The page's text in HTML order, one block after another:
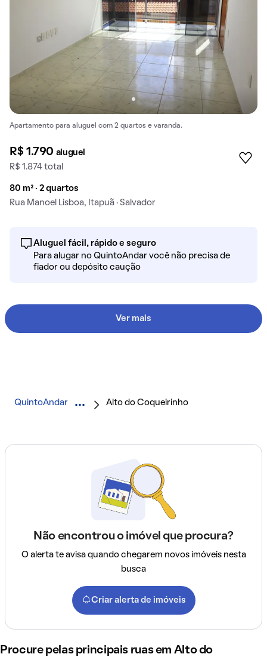
Apartamento para aluguel com 2 quartos e varanda.
R$ 1.790 aluguel
R$ 1.874 total
80 m² · 2 quartos
Rua Manoel Lisboa, Itapuã · Salvador
Aluguel fácil, rápido e seguro
Para alugar no QuintoAndar você não precisa de
fiador ou depósito caução
Ver mais
QuintoAndar Alto do Coqueirinho
Não encontrou o imóvel que procura?
O alerta te avisa quando chegarem novos imóveis nesta
busca
Criar alerta de imóveis
Procure pelas principais ruas em Alto do